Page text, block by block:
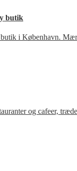
butik
i København.
og cafeer,